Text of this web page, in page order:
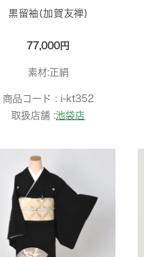
黒留袖(加賀友禅)
77,000円
素材:正絹
商品コード : i-kt352
取扱店舗 :池袋店